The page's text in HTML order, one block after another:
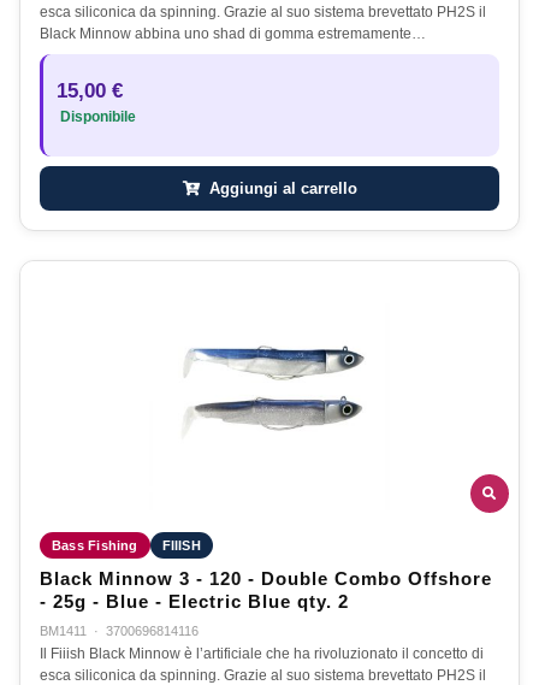
esca siliconica da spinning. Grazie al suo sistema brevettato PH2S il
Black Minnow abbina uno shad di gomma estremamente…
15,00 €
Disponibile
Aggiungi al carrello
Bass Fishing FIIISH
Black Minnow 3 - 120 - Double Combo Offshore
- 25g - Blue - Electric Blue qty. 2
BM1411 · 3700696814116
Il Fiiish Black Minnow è l’artificiale che ha rivoluzionato il concetto di
esca siliconica da spinning. Grazie al suo sistema brevettato PH2S il